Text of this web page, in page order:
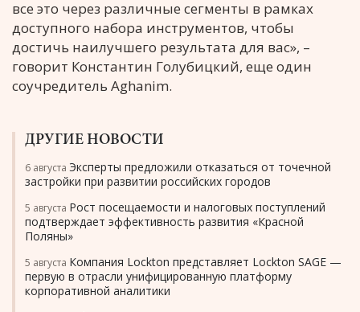
все это через различные сегменты в рамках
доступного набора инструментов, чтобы
достичь наилучшего результата для вас», –
говорит Константин Голубицкий, еще один
соучредитель Aghanim.
ДРУГИЕ НОВОСТИ
6 августа Эксперты предложили отказаться от точечной
застройки при развитии российских городов
5 августа Рост посещаемости и налоговых поступлений
подтверждает эффективность развития «Красной
Поляны»
5 августа Компания Lockton представляет Lockton SAGE —
первую в отрасли унифицированную платформу
корпоративной аналитики